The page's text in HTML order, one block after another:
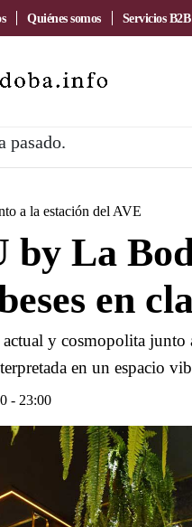
Quiénes somos Servicios B2B
pasado.
a la estación del AVE
by La
en
actual y cosmopolita
en un espacio
- 23:00